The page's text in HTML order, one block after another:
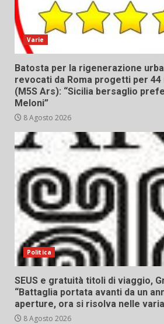
Varie
Batosta per la rigenerazione
revocati da Roma progetti per 44
(M5S Ars): “Sicilia bersaglio
Meloni”
8 Agosto 2026
Politica
SEUS e gratuità titoli di viaggio,
“Battaglia portata avanti da un
aperture, ora si risolva nelle
8 Agosto 2026